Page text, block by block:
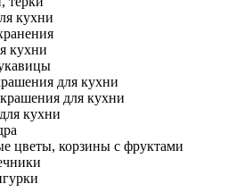
кухни
кухни
для кухни
для кухни
кухни
цветы, корзины с фруктами